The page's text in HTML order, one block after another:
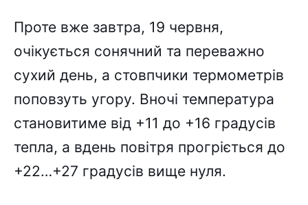
Проте вже завтра, 19 червня,
очікується сонячний та переважно
сухий день, а стовпчики термометрів
поповзуть угору. Вночі температура
становитиме від +11 до +16 градусів
тепла, а вдень повітря прогріється до
+22…+27 градусів вище нуля.